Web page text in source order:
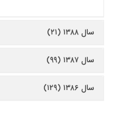
سال ۱۳۸۸ (۲۱)
سال ۱۳۸۷ (۹۹)
سال ۱۳۸۶ (۱۲۹)